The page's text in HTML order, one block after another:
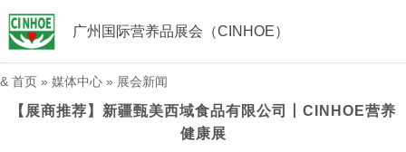
广州国际营养品展会（CINHOE）
& 首页 » 媒体中心 » 展会新闻
【展商推荐】新疆甄美西域食品有限公司丨CINHOE营养
健康展